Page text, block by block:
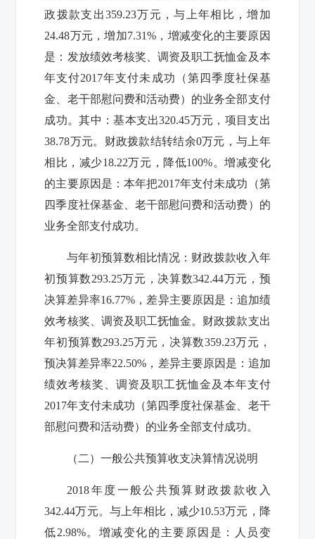
政拨款支出359.23万元，与上年相比，增加
24.48万元，增加7.31%，增减变化的主要原因
是：发放绩效考核奖、调资及职工抚恤金及本
年支付2017年支付未成功（第四季度社保基
金、老干部慰问费和活动费）的业务全部支付
成功。其中：基本支出320.45万元，项目支出
38.78万元。财政拨款结转结余0万元，与上年
相比，减少18.22万元，降低100%。增减变化
的主要原因是：本年把2017年支付未成功（第
四季度社保基金、老干部慰问费和活动费）的
业务全部支付成功。
与年初预算数相比情况：财政拨款收入年
初预算数293.25万元，决算数342.44万元，预
决算差异率16.77% ，差异主要原因是：追加绩
效考核奖、调资及职工抚恤金。财政拨款支出
年初预算数293.25万元，决算数359.23万元，
预决算差异率22.50% ，差异主要原因是：追加
绩效考核奖、调资及职工抚恤金及本年支付
2017年支付未成功（第四季度社保基金、老干
部慰问费和活动费）的业务全部支付成功。
（二）一般公共预算收支决算情况说明
2018年度一般公共预算财政拨款收入
342.44万元。与上年相比，减少10.53万元，降
低2.98%。增减变化的主要原因是：人员变